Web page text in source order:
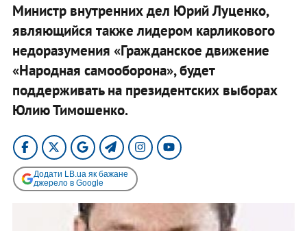
Министр внутренних дел Юрий Луценко,
являющийся также лидером карликового
недоразумения «Гражданское движение
«Народная самооборона», будет
поддерживать на президентских выборах
Юлию Тимошенко.
Додати LB.ua як бажане
джерело в Google